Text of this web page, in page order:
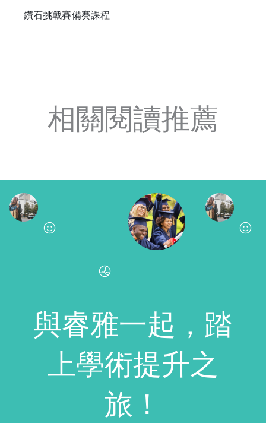
鑽石挑戰賽備賽課程
相關閱讀推薦
與睿雅一起，踏
上學術提升之
旅！